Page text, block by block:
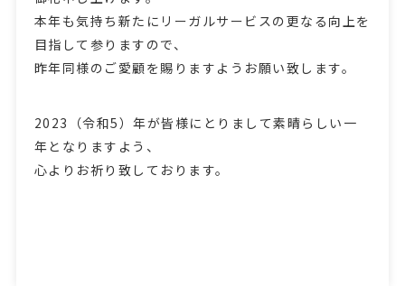
本年も気持ち新たにリーガルサービスの更なる向上を
目指して参りますので、
昨年同様のご愛顧を賜りますようお願い致します。
2023（令和5）年が皆様にとりまして素晴らしい一
年となりますよう、
心よりお祈り致しております。